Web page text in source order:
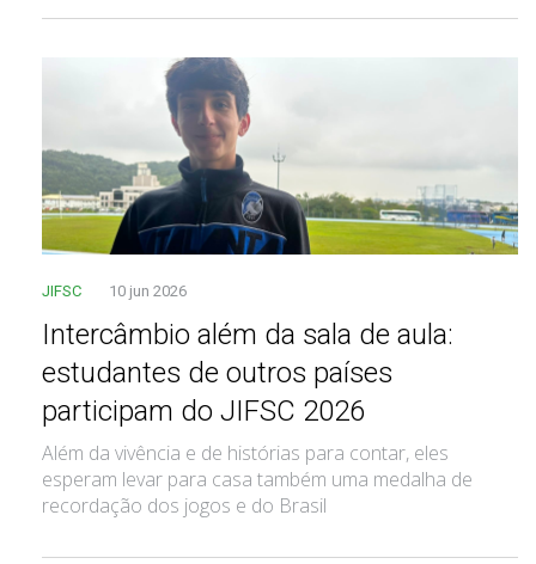
JIFSC 10 jun 2026
Intercâmbio além da sala de aula:
estudantes de outros países
participam do JIFSC 2026
Além da vivência e de histórias para contar, eles
esperam levar para casa também uma medalha de
recordação dos jogos e do Brasil